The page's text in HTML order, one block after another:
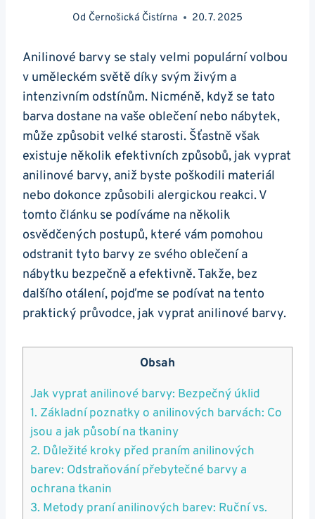
Od Černošická Čistírna 20. 7. 2025
Anilinové barvy se staly velmi populární volbou
v uměleckém světě díky svým živým a
intenzivním odstínům. Nicméně, když se tato
barva dostane na vaše oblečení nebo nábytek,
může způsobit velké starosti. Šťastně však
existuje několik efektivních způsobů, jak vyprat
anilinové barvy, aniž byste poškodili materiál
nebo dokonce způsobili alergickou reakci. V
tomto článku se podíváme na několik
osvědčených postupů, které vám pomohou
odstranit tyto barvy ze svého oblečení a
nábytku bezpečně a efektivně. Takže, bez
dalšího otálení, pojďme se podívat na tento
praktický průvodce, jak vyprat anilinové barvy.
Obsah
Jak vyprat anilinové barvy: Bezpečný úklid
1. Základní poznatky o anilinových barvách: Co
jsou a jak působí na tkaniny
2. Důležité kroky před praním anilinových
barev: Odstraňování přebytečné barvy a
ochrana tkanin
3. Metody praní anilinových barev: Ruční vs.